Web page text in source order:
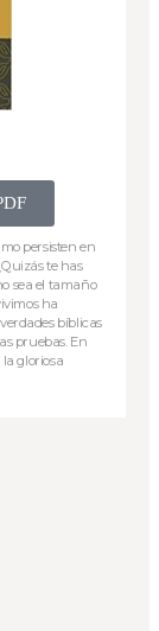
persisten en
te has
sea el tamaño
ha
bíblicas
pruebas. En
gloriosa